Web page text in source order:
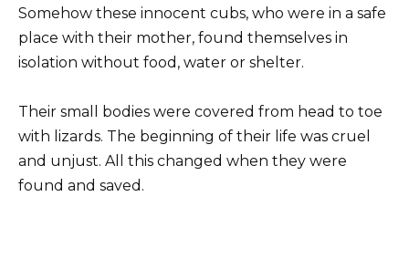
Somehow these innocent cubs, who were in a safe
place with their mother, found themselves in
isolation without food, water or shelter.
Their small bodies were covered from head to toe
with lizards. The beginning of their life was cruel
and unjust. All this changed when they were
found and saved.